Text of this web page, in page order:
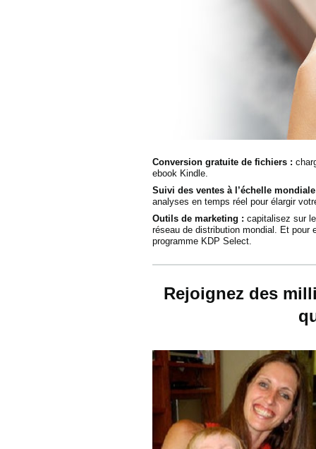
Conversion gratuite de fichiers :
ebook Kindle.
Suivi des ventes à l’échelle
analyses en temps réel pour élargir
Outils de marketing : capitalisez sur
réseau de distribution mondial. Et pour
programme KDP Select.
Rejoignez des